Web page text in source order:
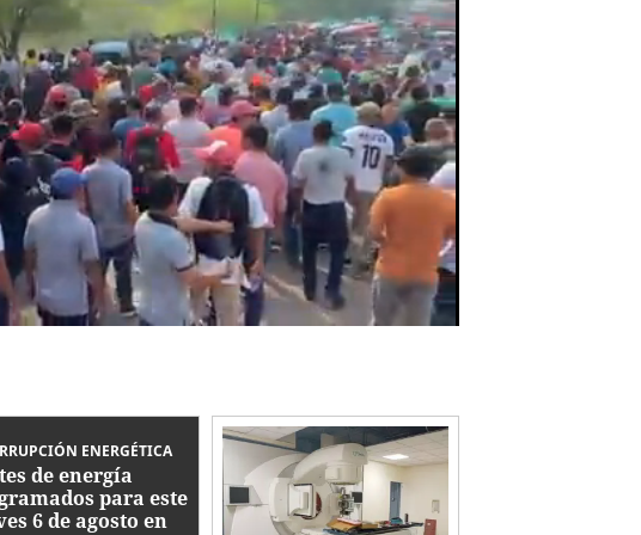
ENERGÉTICA
de energía
para este
6 de agosto en